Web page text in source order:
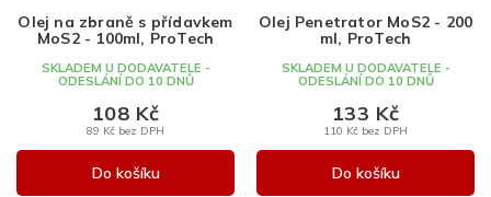
Olej na zbraně s přídavkem
MoS2 - 100ml, ProTech
SKLADEM U DODAVATELE -
ODESLÁNÍ DO 10 DNŮ
89 Kč bez DPH
108 Kč
Do košíku
Olej Penetrator MoS2 - 200
ml, ProTech
SKLADEM U DODAVATELE -
ODESLÁNÍ DO 10 DNŮ
110 Kč bez DPH
133 Kč
Do košíku